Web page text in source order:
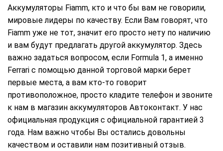
Аккумуляторы Fiamm, кто и что бы вам не говорили,
мировые лидеры по качеству. Если Вам говорят, что
Fiamm уже не тот, значит его просто нету по наличию
и вам будут предлагать другой аккумулятор. Здесь
важно задаться вопросом, если Formula 1, а именно
Ferrari с помощью данной торговой марки берет
первые места, а вам кто-то говорит
противоположное, просто кладите телефон и звоните
к нам в магазин аккумуляторов Автоконтакт. У нас
официальная продукция с официальной гарантией 3
года. Нам важно чтобы Вы остались довольны
качеством и оставили нам позитивный отзыв.